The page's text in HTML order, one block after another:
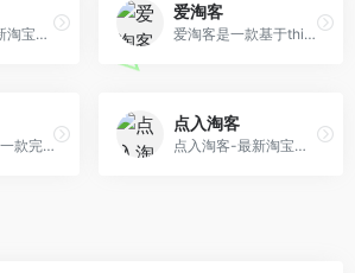
淘客CMS-最新淘宝客程序，最好的淘宝客商城源码，专业的淘宝客建站系统，我们专注淘客程序开发和推广，让做淘宝客简单化，打造淘客神话。
爱淘客
爱淘客是一款基于thinkphp3.2内核独立开发的一款集众多商品采集、U站采集、佣金采集、鹊桥等采集的淘宝客程序
推劵客CMS是一款完全免费的淘宝优惠券网站源码程序，能够自动采集带优惠券的商品，自动申请高佣金计划。电脑手机无缝对接自动唤醒手淘，生成淘口令。
点入淘客
点入淘客-最新淘宝客程序，无需API，自动采集的淘宝客站群程序，最好的淘客程序。你只需知道阿里妈妈淘宝客是什么，什么是淘客就可以拥有自己的淘宝客网站。